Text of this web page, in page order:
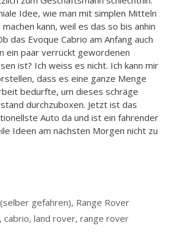
Idee, wie man mit simplen Mitteln
kann, weil es das so bis anhin
das Evoque Cabrio am Anfang auch
ein paar verrückt gewordenen
ist? Ich weiss es nicht. Ich kann mir
dass es eine ganze Menge
bedurfte, um dieses schräge
durchzuboxen. Jetzt ist das
Auto da und ist ein fahrender
Ideen am nächsten Morgen nicht zu
gefahren), Range Rover
, cabrio, land rover, range rover